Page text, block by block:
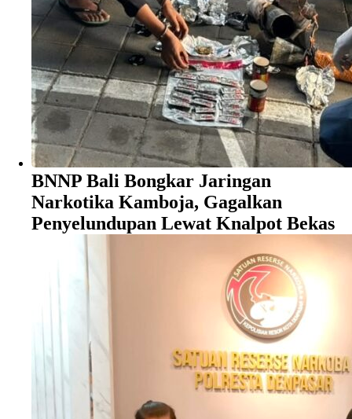
BNNP Bali Bongkar Jaringan
Narkotika Kamboja, Gagalkan
Penyelundupan Lewat Knalpot Bekas